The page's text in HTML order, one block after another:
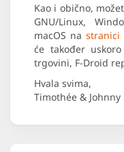
Kao i obično,
GNU/Linux,
macOS na stranici
će također
trgovini, F-Droid
Hvala svima,
Timothée & Johnny